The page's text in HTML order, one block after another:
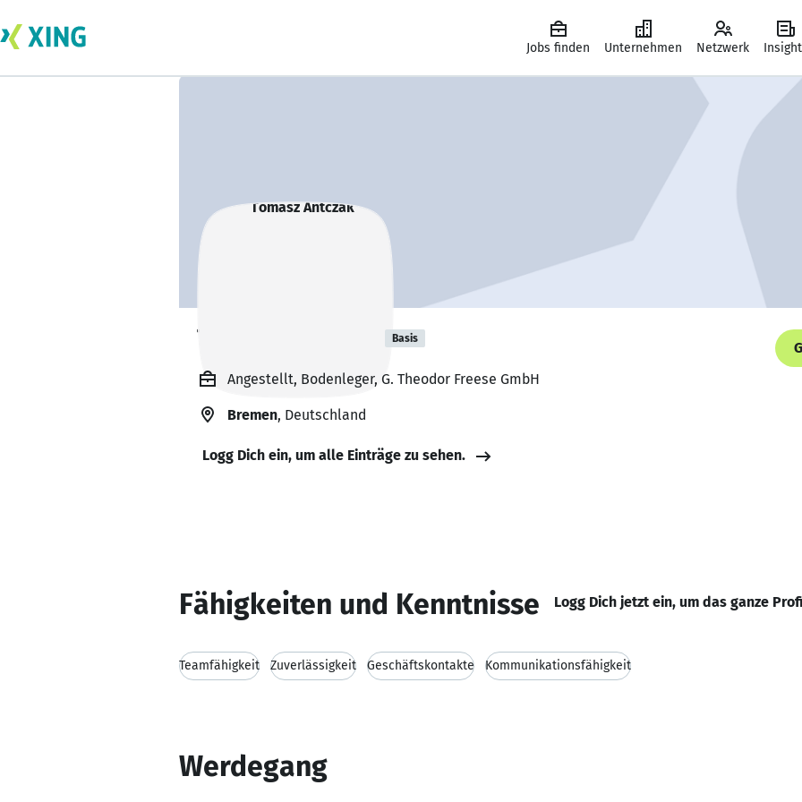
Jobs finden Unternehmen Netzwerk
Tomasz Antczak Basis
Angestellt, Bodenleger, G. Theodor Freese GmbH
Bremen, Deutschland
Logg Dich ein, um alle Einträge zu sehen.
Fähigkeiten und Kenntnisse Logg Dich jetzt ein, um das ganze
Teamfähigkeit Zuverlässigkeit Geschäftskontakte Kommunikationsfähigkeit
Werdegang